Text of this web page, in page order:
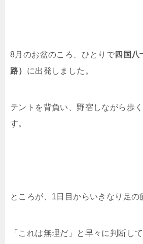
8月のお盆のころ、ひとりで四国八
路） に出発しました。
テントを背負い、野宿しながら歩
す。
ところが、1日目からいきなり足の
「これは無理だ」と早々に判断し